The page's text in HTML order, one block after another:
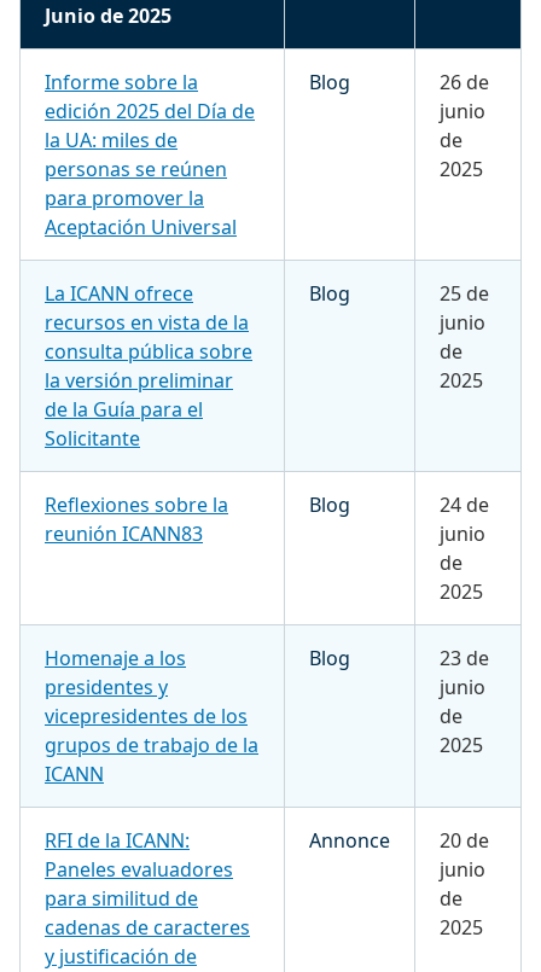
Junio de 2025
Informe sobre la
edición 2025 del Día de
la UA: miles de
personas se reúnen
para promover la
Aceptación Universal
Blog
26 de
junio
de
2025
La ICANN ofrece
recursos en vista de la
consulta pública sobre
la versión preliminar
de la Guía para el
Solicitante
Blog
25 de
junio
de
2025
Reflexiones sobre la
reunión ICANN83
Blog
24 de
junio
de
2025
Homenaje a los
presidentes y
vicepresidentes de los
grupos de trabajo de la
ICANN
Blog
23 de
junio
de
2025
RFI de la ICANN:
Paneles evaluadores
para similitud de
cadenas de caracteres
y justificación de
Annonce
20 de
junio
de
2025